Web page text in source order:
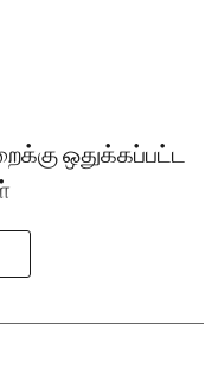
ஒதுக்கப்பட்ட